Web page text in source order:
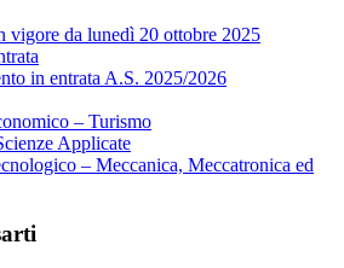
vigore da lunedì 20 ottobre 2025
in entrata A.S. 2025/2026
– Turismo
Applicate
– Meccanica, Meccatronica ed